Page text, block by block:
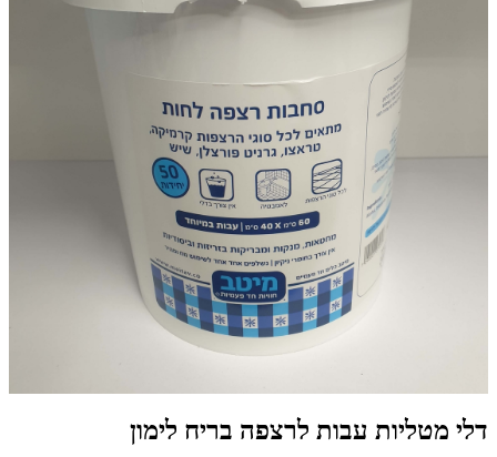
דלי מטליות עבות לרצפה בריח לימון